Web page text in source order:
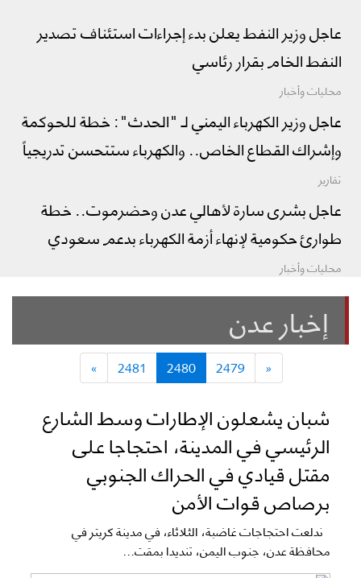
عاجل وزير النفط يعلن بدء إجراءات استئناف تصدير
النفط الخام بقرار رئاسي
محليات وأخبار
عاجل وزير الكهرباء اليمني لـ "الحدث": خطة للحوكمة
وإشراك القطاع الخاص.. والكهرباء ستتحسن تدريجياً
تقارير
عاجل بشرى سارة لأهالي عدن وحضرموت.. خطة
طوارئ حكومية لإنهاء أزمة الكهرباء بدعم سعودي
محليات وأخبار
إخبار عدن
«
2479
2480
2481
»
شبان يشعلون الإطارات وسط الشارع
الرئيسي في المدينة، احتجاجا على
مقتل قيادي في الحراك الجنوبي
برصاص قوات الأمن
ندلعت احتجاجات غاضبة، الثلاثاء، في مدينة كريتر في
محافظة عدن، جنوب اليمن، تنديدا بمقت...